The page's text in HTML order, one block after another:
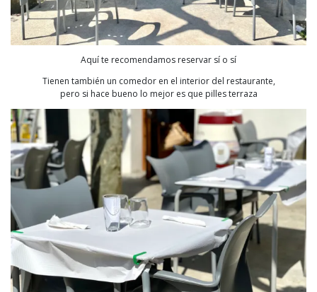
Aquí te recomendamos reservar sí o sí
Tienen también un comedor en el interior del restaurante,
pero si hace bueno lo mejor es que pilles terraza